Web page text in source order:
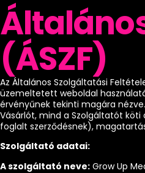
(ÁSZF)
Az Általános Szolgáltatási
üzemeltetett weboldal
érvényűnek tekinti magára
Vásárlót, mind a Szolgáltatót
foglalt szerződésnek),
Szolgáltató adatai:
A szolgáltató neve: Grow Up